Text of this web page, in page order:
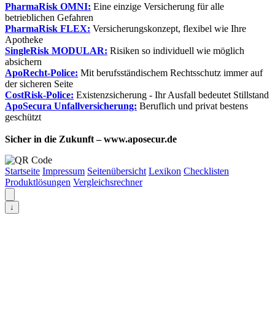
PharmaRisk OMNI: Eine einzige Versicherung für alle
betrieblichen Gefahren
PharmaRisk FLEX: Versicherungskonzept, flexibel wie Ihre
Apotheke
SingleRisk MODULAR: Risiken so individuell wie möglich
absichern
ApoRecht-Police: Mit berufsständischem Rechtsschutz immer auf
der sicheren Seite
CostRisk-Police: Existenzsicherung - Ihr Ausfall bedeutet Stillstand
ApoSecura Unfallversicherung: Beruflich und privat bestens
geschützt
Sicher in die Zukunft – www.aposecur.de
Startseite Impressum Seitenübersicht Lexikon Checklisten
Produktlösungen Vergleichsrechner
↓